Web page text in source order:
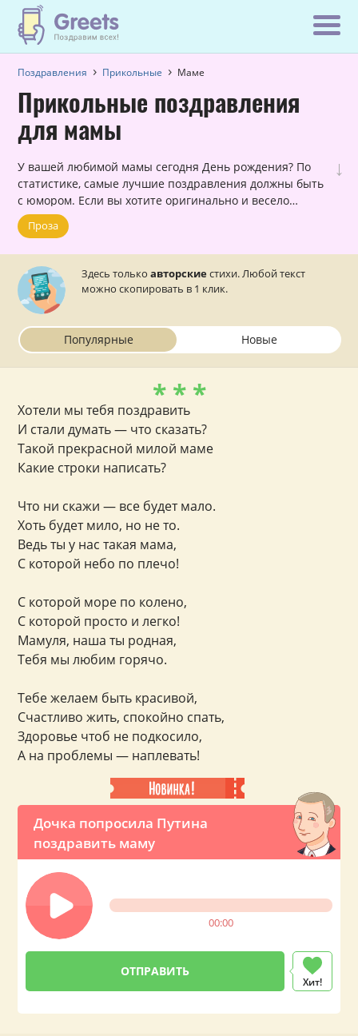
Поздравления Прикольные Маме
Прикольные поздравления
для мамы
↓
У вашей любимой мамы сегодня День рождения? По
статистике, самые лучшие поздравления должны быть
с юмором. Если вы хотите оригинально и весело
поздравить свою маму с днем её рождения, причем,
сделать это в стихах, то в данном разделе вы найдете
всё, что вам нужно!
Проза
Здесь толькоавторские стихи. Любой текст
можно скопировать в 1 клик.
Популярные Новые
Дочка попросила Путина
поздравить маму
00:00
Хит!
* * *
Хотели мы тебя поздравить
И стали думать — что сказать?
Такой прекрасной милой маме
Какие строки написать?
Что ни скажи — все будет мало.
Хоть будет мило, но не то.
Ведь ты у нас такая мама,
С которой небо по плечо!
С которой море по колено,
С которой просто и легко!
Мамуля, наша ты родная,
Тебя мы любим горячо.
Тебе желаем быть красивой,
Счастливо жить, спокойно спать,
Здоровье чтоб не подкосило,
А на проблемы — наплевать!